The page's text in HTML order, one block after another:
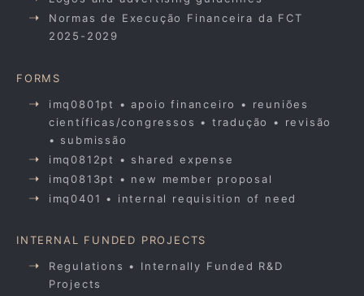
Normas de Execução Financeira da FCT
2025-2029
FORMS
imq0801pt • apoio financeiro • reuniões
científicas/congressos • tradução • revisão
• submissão
imq0812pt • shared expense
imq0813pt • new member proposal
imq0401 • internal requisition of need
INTERNAL FUNDED PROJECTS
Regulations • Internally Funded R&D
Projects